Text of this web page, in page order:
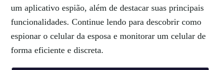
um aplicativo espião, além de destacar suas principais
funcionalidades. Continue lendo para descobrir como
espionar o celular da esposa e monitorar um celular de
forma eficiente e discreta.